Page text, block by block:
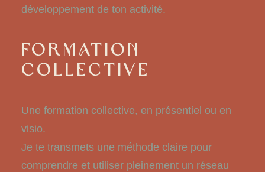
développement de ton activité.
FORMATION
COLLECTIVE
Une formation collective, en présentiel ou en
visio.
Je te transmets une méthode claire pour
comprendre et utiliser pleinement un réseau